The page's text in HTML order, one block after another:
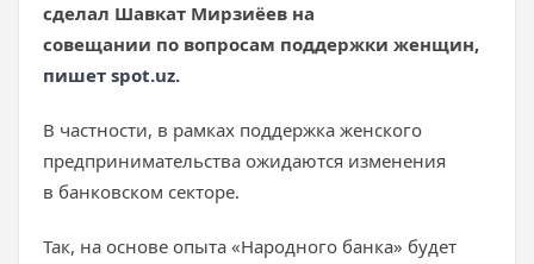
сделал Шавкат Мирзиёев на
совещании по вопросам поддержки женщин,
пишет spot.uz.
В частности, в рамках поддержка женского
предпринимательства ожидаются изменения
в банковском секторе.
Так, на основе опыта «Народного банка» будет